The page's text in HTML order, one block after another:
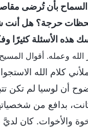
بأن تُرضى
حرجة؟ هل أنت
الأسئلة كثيرًا
ج. 1. ظهور الله وعمله. أقوال
كلام الله
أن لوسيا لم تكن
كانت، بدافع من
والأخوات. كان لديَّ